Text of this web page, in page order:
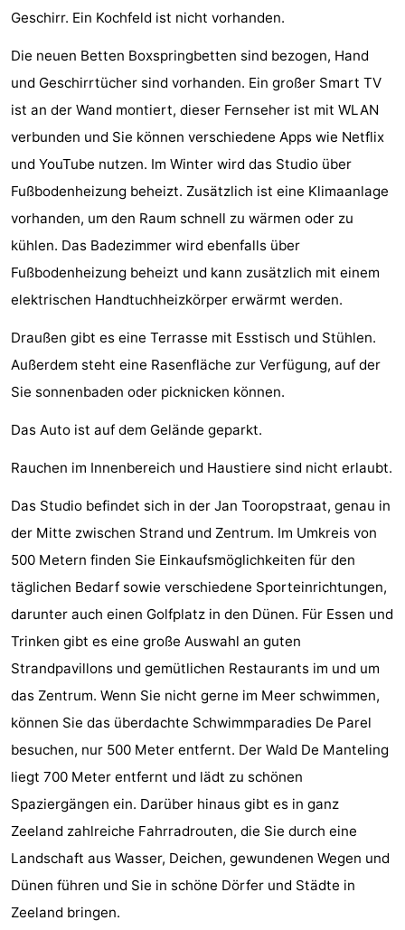
-
Spielplätze
-
Indoor-
Spielplätze
-
Bowling
-
Minigolfplätze
Wellness-
Zentren
Dörfer
&
Städte
Natur
Führungen
Sport
-
Schwimmbader
-
Radfahren
-
Wandern
-
Reiten
-
Reitschulen
-
Golfplatze
-
Sportangeln
Mondriaan
Toorop
Essen
und
trinken
Veranstaltungen
Ringstechen
Praktisch
Forum
Geschirr. Ein Kochfeld ist nicht vorhanden.
Die neuen Betten Boxspringbetten sind bezogen, Hand
und Geschirrtücher sind vorhanden. Ein großer Smart TV
ist an der Wand montiert, dieser Fernseher ist mit WLAN
verbunden und Sie können verschiedene Apps wie Netflix
und YouTube nutzen. Im Winter wird das Studio über
Fußbodenheizung beheizt. Zusätzlich ist eine Klimaanlage
vorhanden, um den Raum schnell zu wärmen oder zu
kühlen. Das Badezimmer wird ebenfalls über
Fußbodenheizung beheizt und kann zusätzlich mit einem
elektrischen Handtuchheizkörper erwärmt werden.
Draußen gibt es eine Terrasse mit Esstisch und Stühlen.
Außerdem steht eine Rasenfläche zur Verfügung, auf der
Sie sonnenbaden oder picknicken können.
Das Auto ist auf dem Gelände geparkt.
Rauchen im Innenbereich und Haustiere sind nicht erlaubt.
Das Studio befindet sich in der Jan Tooropstraat, genau in
der Mitte zwischen Strand und Zentrum. Im Umkreis von
500 Metern finden Sie Einkaufsmöglichkeiten für den
täglichen Bedarf sowie verschiedene Sporteinrichtungen,
darunter auch einen Golfplatz in den Dünen. Für Essen und
Trinken gibt es eine große Auswahl an guten
Strandpavillons und gemütlichen Restaurants im und um
das Zentrum. Wenn Sie nicht gerne im Meer schwimmen,
können Sie das überdachte Schwimmparadies De Parel
besuchen, nur 500 Meter entfernt. Der Wald De Manteling
liegt 700 Meter entfernt und lädt zu schönen
Spaziergängen ein. Darüber hinaus gibt es in ganz
Zeeland zahlreiche Fahrradrouten, die Sie durch eine
Landschaft aus Wasser, Deichen, gewundenen Wegen und
Dünen führen und Sie in schöne Dörfer und Städte in
Zeeland bringen.